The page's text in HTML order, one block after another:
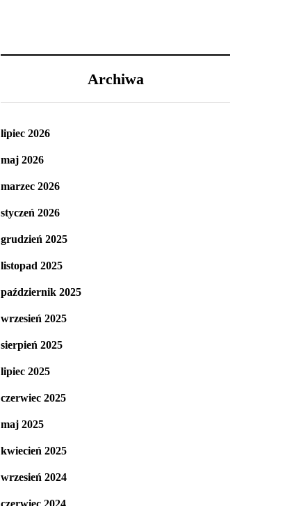
Archiwa
lipiec 2026
maj 2026
marzec 2026
styczeń 2026
grudzień 2025
listopad 2025
październik 2025
wrzesień 2025
sierpień 2025
lipiec 2025
czerwiec 2025
maj 2025
kwiecień 2025
wrzesień 2024
czerwiec 2024